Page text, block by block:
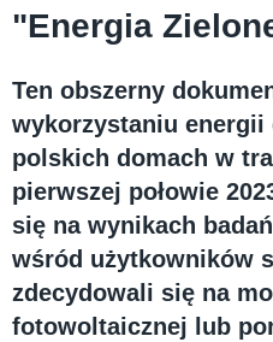
"Energia
Ten obszerny
wykorzystaniu energii
polskich domach w
pierwszej połowie
się na wynikach
wśród użytkowników
zdecydowali się na
fotowoltaicznej lub